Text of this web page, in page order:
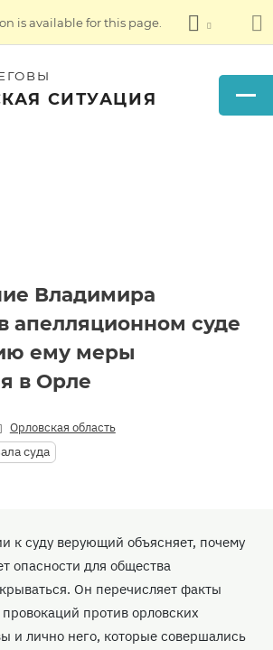
is available for this page.
СИТУАЦИЯ
Владимира
апелляционном суде
ему меры
в Орле
Орловская область
суда
к суду верующий объясняет, почему
опасности для общества
Он перечисляет факты
против орловских
и лично него, которые совершались